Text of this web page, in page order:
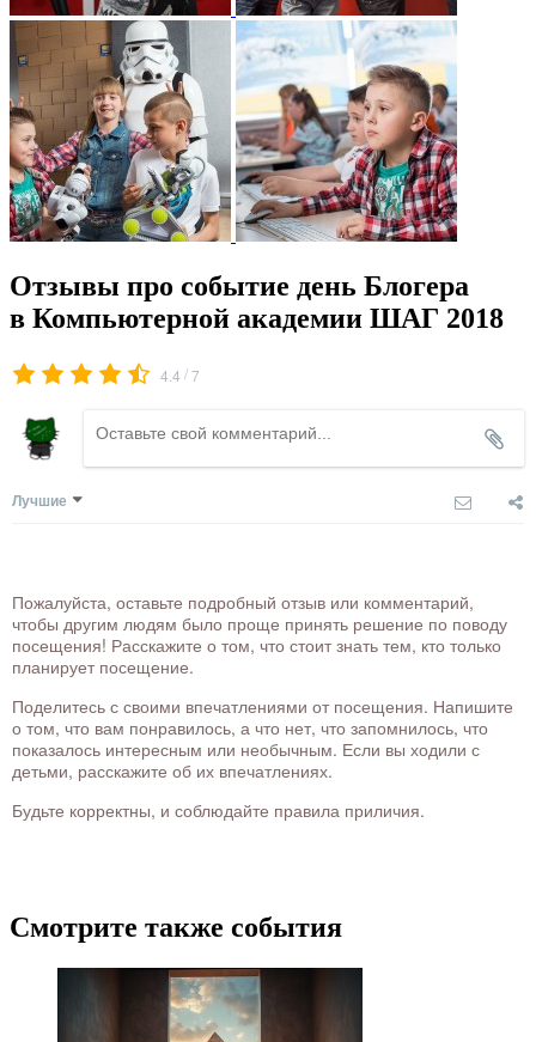
Отзывы про событие день Блогера
в Компьютерной академии ШАГ 2018
4.4 /7
Лучшие
Пожалуйста, оставьте подробный отзыв или комментарий,
чтобы другим людям было проще принять решение по поводу
посещения! Расскажите о том, что стоит знать тем, кто только
планирует посещение.
Поделитесь с своими впечатлениями от посещения. Напишите
о том, что вам понравилось, а что нет, что запомнилось, что
показалось интересным или необычным. Если вы ходили с
детьми, расскажите об их впечатлениях.
Будьте корректны, и соблюдайте правила приличия.
Смотрите также события